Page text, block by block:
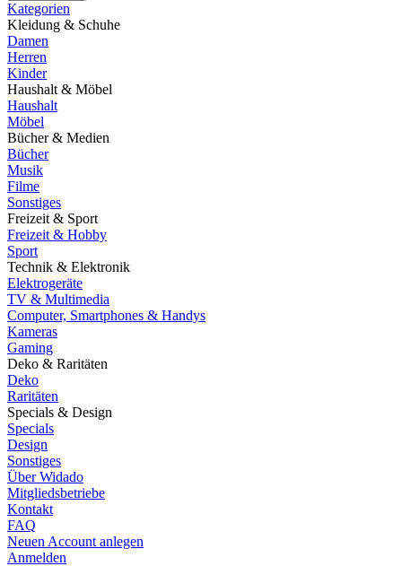
Kategorien
Kleidung & Schuhe
Damen
Herren
Kinder
Haushalt & Möbel
Haushalt
Möbel
Bücher & Medien
Bücher
Musik
Filme
Sonstiges
Freizeit & Sport
Freizeit & Hobby
Sport
Technik & Elektronik
Elektrogeräte
TV & Multimedia
Computer, Smartphones & Handys
Kameras
Gaming
Deko & Raritäten
Deko
Raritäten
Specials & Design
Specials
Design
Sonstiges
Über Widado
Mitgliedsbetriebe
Kontakt
FAQ
Neuen Account anlegen
Anmelden